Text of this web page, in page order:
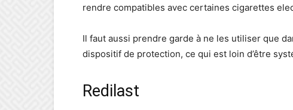
rendre compatibles avec certaines cigarettes
Il faut aussi prendre garde à ne les utiliser que
dispositif de protection, ce qui est loin d’être
Redilast